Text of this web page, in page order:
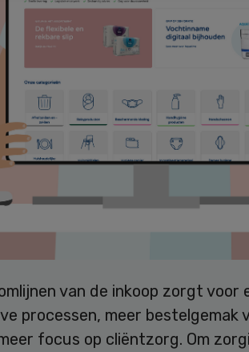
van de inkoop zorgt voor
processen, meer bestelgemak
focus op cliëntzorg. Om